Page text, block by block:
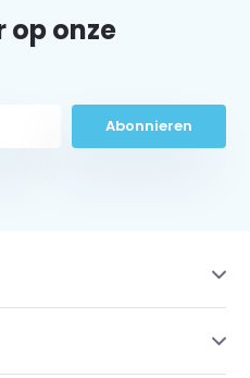
op onze
Abonnieren